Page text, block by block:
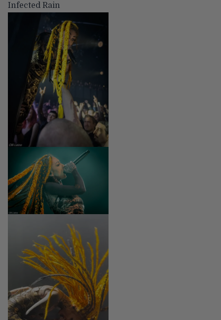
Infected Rain